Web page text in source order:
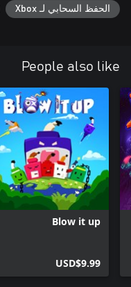
الحفظ السحابي لـ Xbox
People also like
Blow it up
USD$9.99